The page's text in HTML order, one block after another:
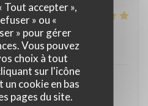
Tout accepter »,
» ou «
» pour gérer
Vous pouvez
choix à tout
sur l'icône
cookie en bas
pages du site.
2
Cuisine:5/5 Qualité / Prix
de qualité à prix